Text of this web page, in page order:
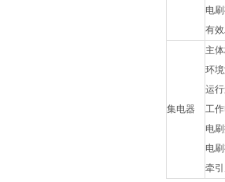
电
有
集电器
主
环
运
工
电
电
牵